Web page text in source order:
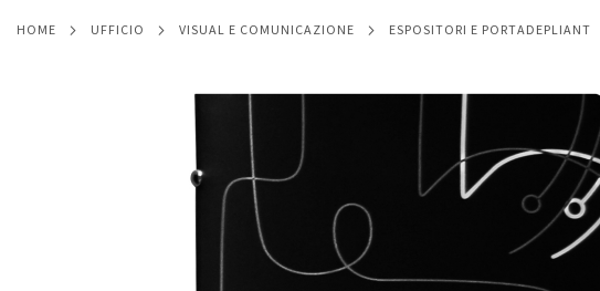
HOME UFFICIO VISUAL E COMUNICAZIONE ESPOSITORI E PORTADEPLIANT